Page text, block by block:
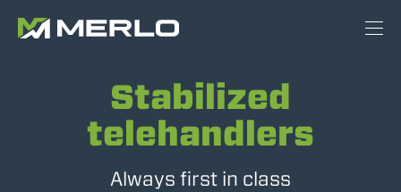
Stabilized
telehandlers
Always first in class